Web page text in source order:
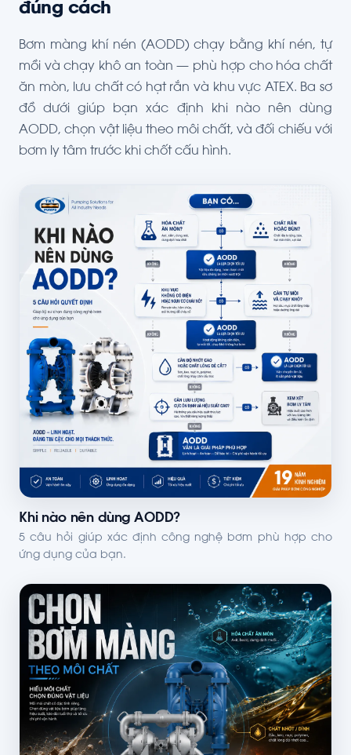
đúng cách
Bơm màng khí nén (AODD) chạy bằng khí nén, tự
mồi và chạy khô an toàn — phù hợp cho hóa chất
ăn mòn, lưu chất có hạt rắn và khu vực ATEX. Ba sơ
đồ dưới giúp bạn xác định khi nào nên dùng
AODD, chọn vật liệu theo môi chất, và đối chiếu với
bơm ly tâm trước khi chốt cấu hình.
Khi nào nên dùng AODD?
5 câu hỏi giúp xác định công nghệ bơm phù hợp cho
ứng dụng của bạn.